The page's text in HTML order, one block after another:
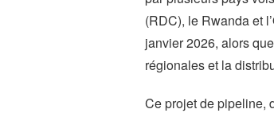
(RDC), le Rwanda et
janvier 2026, alors
régionales et la
Ce projet de pipeline,